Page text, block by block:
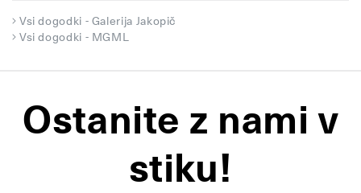
Vsi dogodki - Galerija Jakopič
Vsi dogodki - MGML
Ostanite z nami v
stiku!